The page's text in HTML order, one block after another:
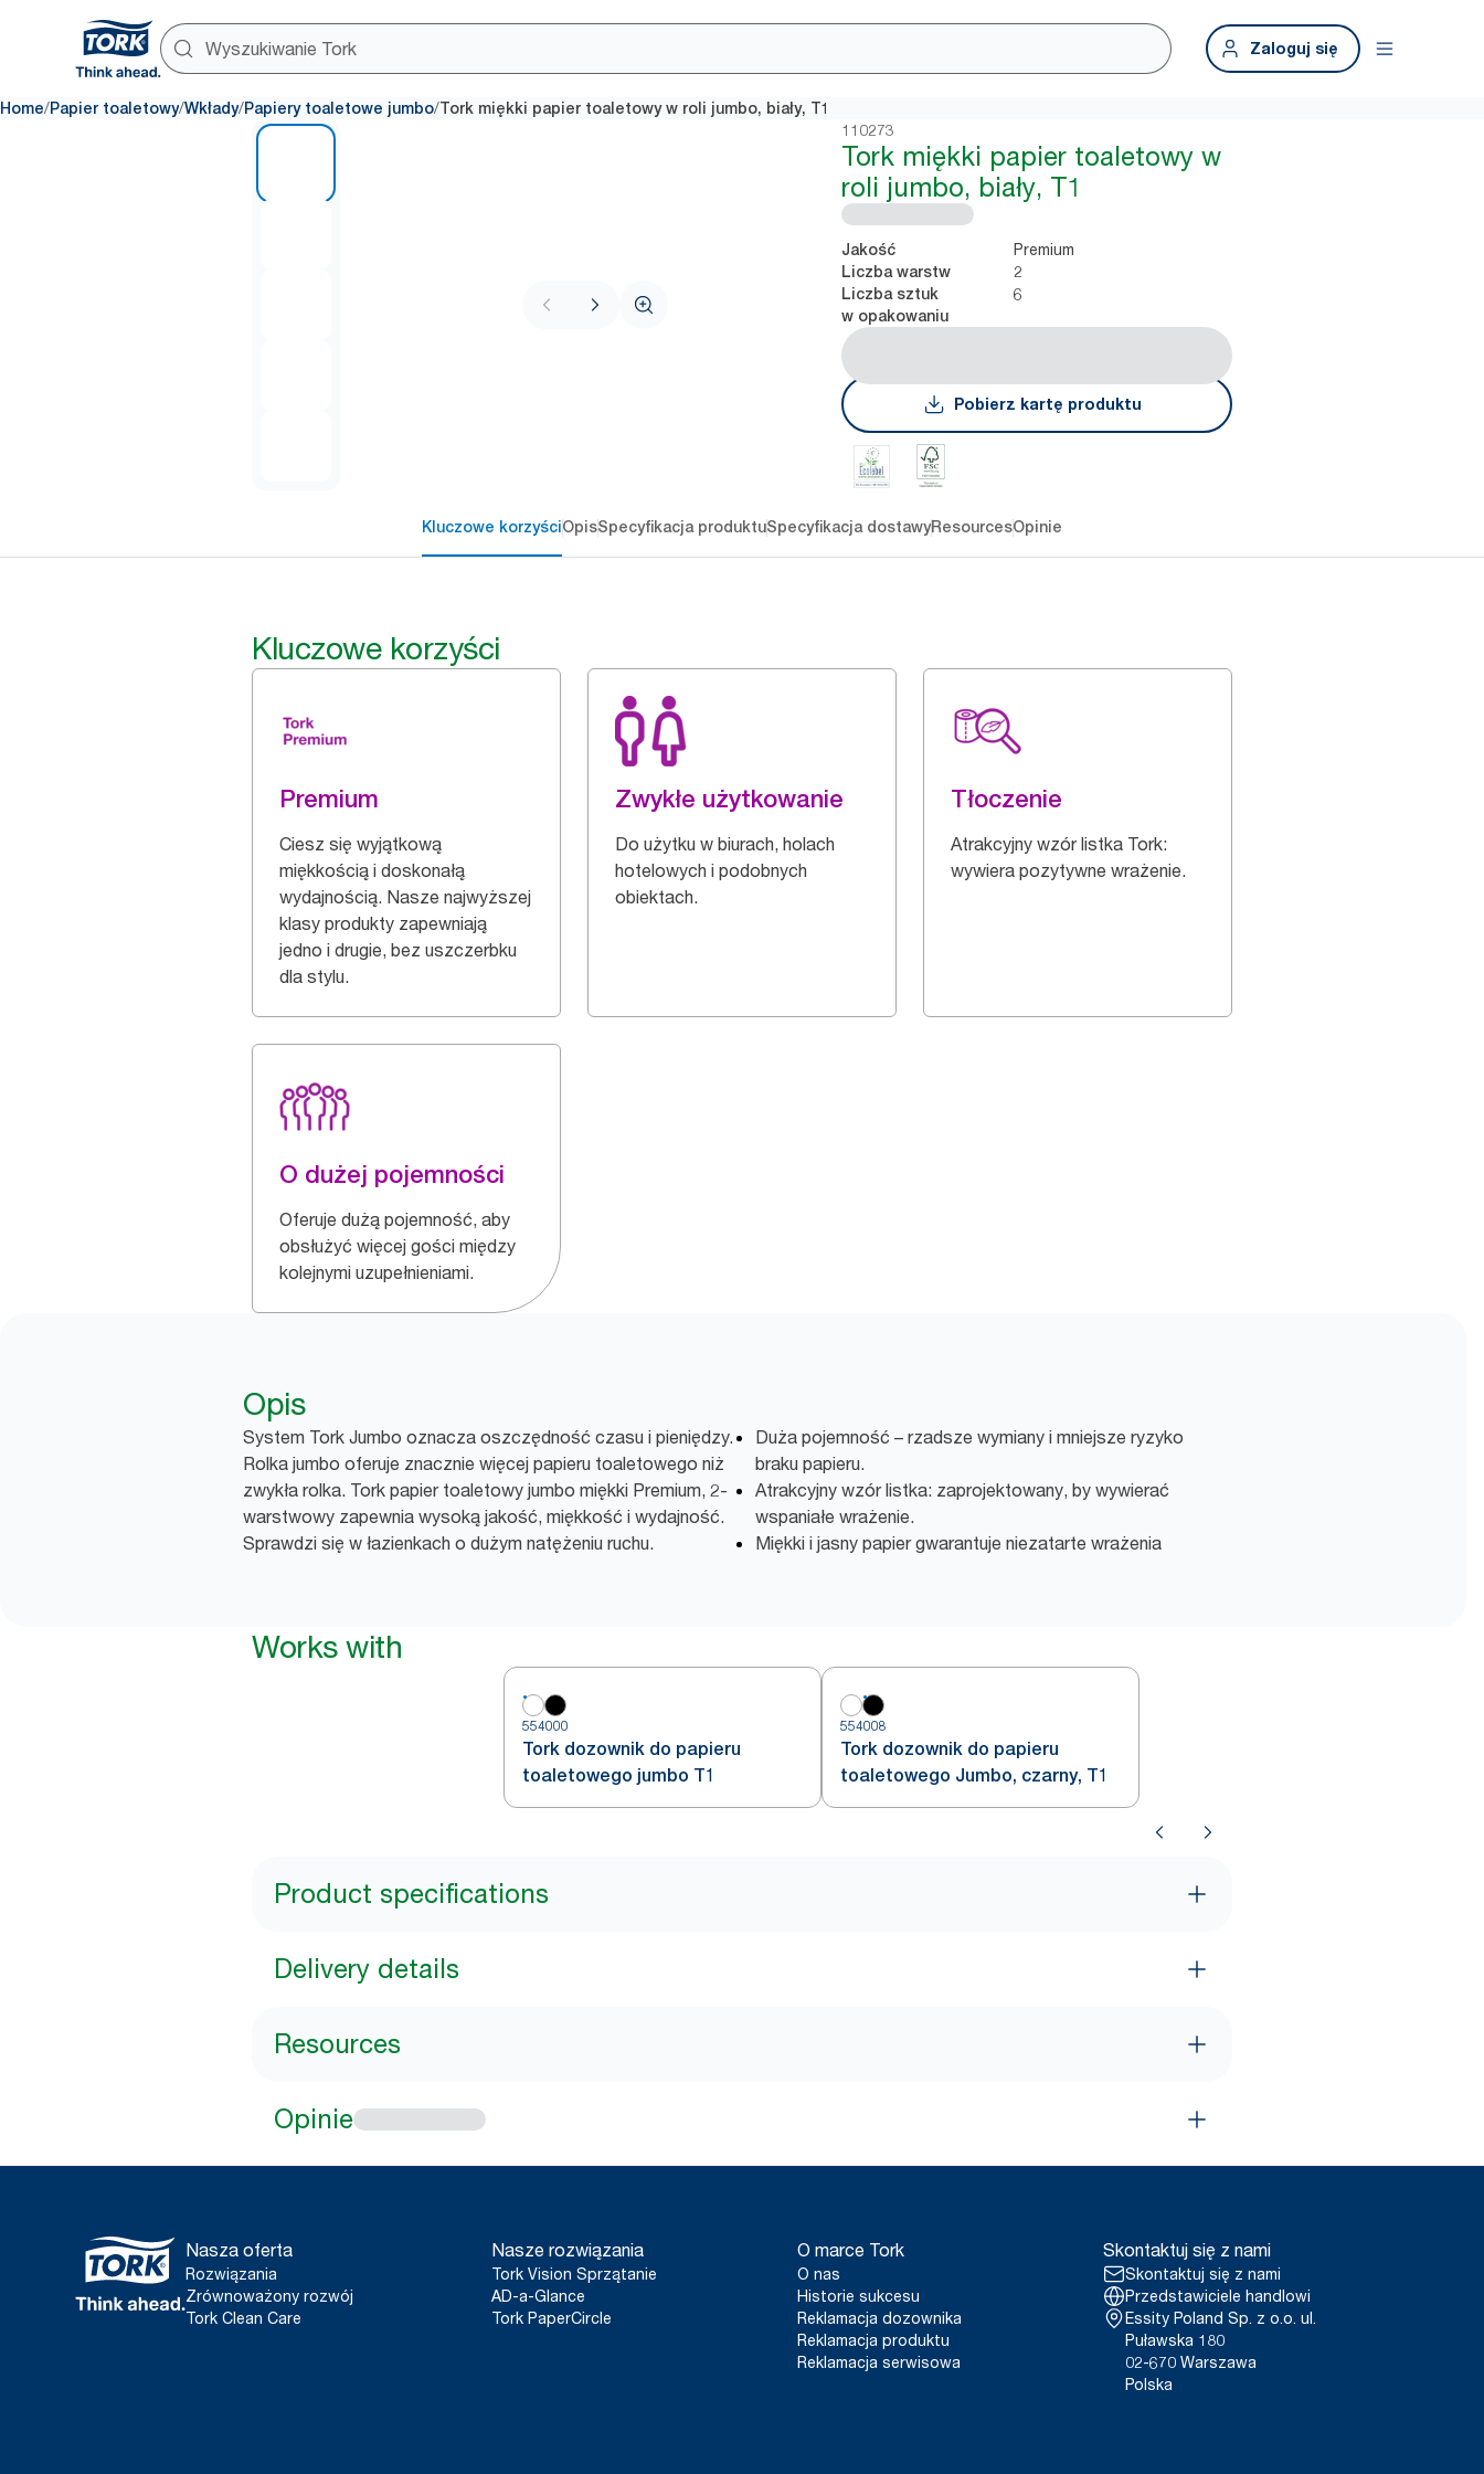
Zaloguj się
Home/Papier toaletowy/Wkłady/Papiery toaletowe jumbo/Tork miękki papier toaletowy w roli jumbo, biały, T1
110273
Tork miękki papier toaletowy w
roli jumbo, biały, T1
Jakość Premium
Liczba warstw 2
Liczba sztuk
w opakowaniu
6
Pobierz kartę produktu
Kluczowe korzyściOpisSpecyfikacja produktuSpecyfikacja dostawyResourcesOpinie
Kluczowe korzyści
Premium
Ciesz się wyjątkową
miękkością i doskonałą
wydajnością. Nasze najwyższej
klasy produkty zapewniają
jedno i drugie, bez uszczerbku
dla stylu.
Zwykłe użytkowanie
Do użytku w biurach, holach
hotelowych i podobnych
obiektach.
Tłoczenie
Atrakcyjny wzór listka Tork:
wywiera pozytywne wrażenie.
O dużej pojemności
Oferuje dużą pojemność, aby
obsłużyć więcej gości między
kolejnymi uzupełnieniami.
Opis
System Tork Jumbo oznacza oszczędność czasu i pieniędzy.
Rolka jumbo oferuje znacznie więcej papieru toaletowego niż
zwykła rolka. Tork papier toaletowy jumbo miękki Premium, 2-
warstwowy zapewnia wysoką jakość, miękkość i wydajność.
Sprawdzi się w łazienkach o dużym natężeniu ruchu.
Duża pojemność – rzadsze wymiany i mniejsze ryzyko
braku papieru.
Atrakcyjny wzór listka: zaprojektowany, by wywierać
wspaniałe wrażenie.
Miękki i jasny papier gwarantuje niezatarte wrażenia
Works with
554000
Tork dozownik do papieru
toaletowego jumbo T1
554008
Tork dozownik do papieru
toaletowego Jumbo, czarny, T1
Product specifications
Delivery details
Resources
Opinie
Nasza oferta
Rozwiązania
Zrównoważony rozwój
Tork Clean Care
Nasze rozwiązania
Tork Vision Sprzątanie
AD-a-Glance
Tork PaperCircle
O marce Tork
O nas
Historie sukcesu
Reklamacja dozownika
Reklamacja produktu
Reklamacja serwisowa
Skontaktuj się z nami
Skontaktuj się z nami
Przedstawiciele handlowi
Essity Poland Sp. z o.o. ul.
Puławska 180
02-670 Warszawa
Polska